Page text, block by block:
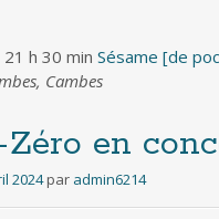
h 30 min Sésame [de
Cambes
en
2024 par admin6214